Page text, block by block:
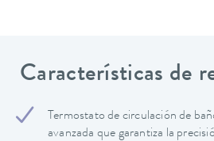
Características de
Termostato de circulación de
avanzada que garantiza la